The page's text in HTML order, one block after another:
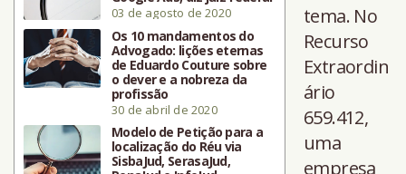
03 de agosto de 2020
Os 10 mandamentos do
Advogado: lições eternas
de Eduardo Couture sobre
o dever e a nobreza da
profissão
30 de abril de 2020
Modelo de Petição para a
localização do Réu via
SisbaJud, SerasaJud,
tema. No
Recurso
Extraordin
ário
659.412,
uma
empresa